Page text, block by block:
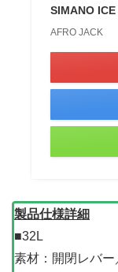
SIMANO
AFRO JACK
製品仕様詳細
■32L
素材：開閉レバー